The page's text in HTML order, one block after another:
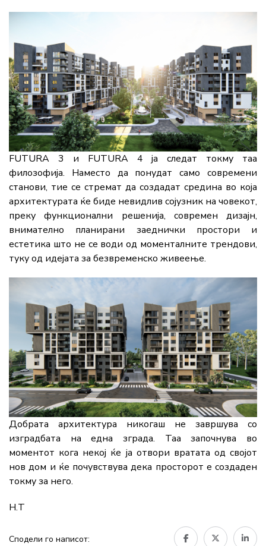
FUTURA 3 и FUTURA 4 ја следат токму таа
филозофија. Наместо да понудат само современи
станови, тие се стремат да создадат средина во која
архитектурата ќе биде невидлив сојузник на човекот,
преку функционални решенија, современ дизајн,
внимателно планирани заеднички простори и
естетика што не се води од моменталните трендови,
туку од идејата за безвременско живеење.
Добрата архитектура никогаш не завршува со
изградбата на една зграда. Таа започнува во
моментот кога некој ќе ја отвори вратата од својот
нов дом и ќе почувствува дека просторот е создаден
токму за него.
Н.Т
Сподели го написот: